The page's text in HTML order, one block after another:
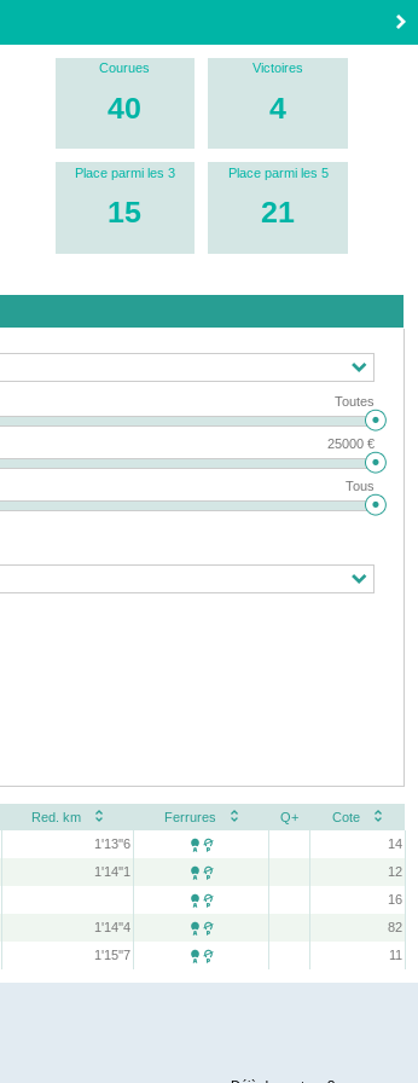
Courues
40
Victoires
4
Place parmi les 3
15
Place parmi les 5
21
Toutes
25000 €
Tous
Red. km Ferrures Q+
Cote
1'13''6 
14
1'14''1 
12

16
1'14''4 
82
1'15''7  11